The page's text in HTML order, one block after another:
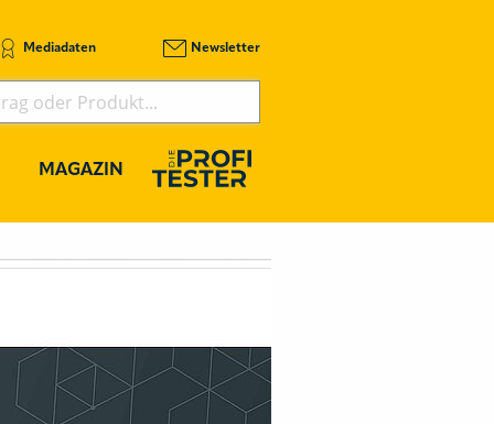
Mediadaten Newsletter
MAGAZIN